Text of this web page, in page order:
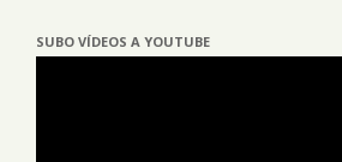
SUBO VÍDEOS A YOUTUBE